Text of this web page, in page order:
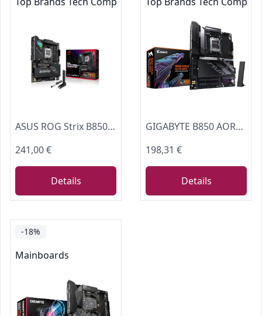
ASUS ROG Strix B850-F Gaming WiFi Mainboard Sockel AMD AM5
241,00 €
Details
GIGABYTE B850 AORUS Elite WIFI7 Motherboard - AMD Ryzen 9000 Serie CPUs, 14+2+2 Phasen digitales VRM, bis zu 8200MHz DDR5 (OC), 1xPCIe 5.0 + 2xPCIe 4.0 M.2, 2,5 LAN, WiFi 7, USB 3.2 Gen 2x2
198,31 €
Details
-18%
Mainboards